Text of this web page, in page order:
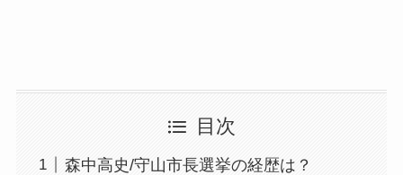
目次
森中高史/守山市長選挙の経歴は？